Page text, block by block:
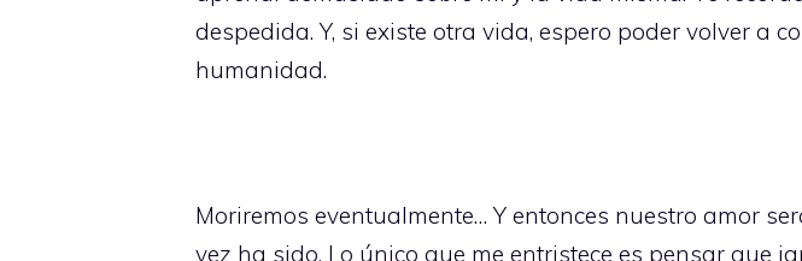
despedida. Y, si existe otra vida, espero poder volver a
humanidad.
Moriremos eventualmente… Y entonces nuestro amor
vez ha sido. Lo único que me entristece es pensar que